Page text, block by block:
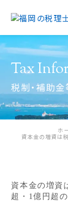
Tax
税制・補助
ホ
資本金の増資は
資本金の増資
超・1億円超の